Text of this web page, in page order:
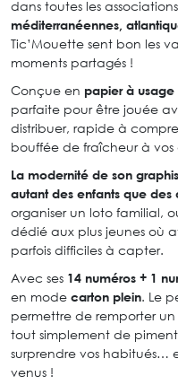
dans toutes les
méditerranéennes,
Tic’Mouette sent bon les
moments partagés !
Conçue en papier à usage
parfaite pour être jouée
distribuer, rapide à
bouffée de fraîcheur à vos
La modernité de son
autant des enfants que des
organiser un loto familial,
dédié aux plus jeunes où
parfois difficiles à capter.
Avec ses 14 numéros + 1
en mode carton plein. Le
permettre de remporter
tout simplement de
surprendre vos habitués…
venus !